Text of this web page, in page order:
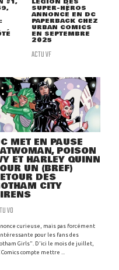
SUPER-HÉROS
ANNONCÉ EN DC
PAPERBACK CHEZ
URBAN COMICS
EN SEPTEMBRE
2025
ACTU VF
MET EN PAUSE
POISON
ET HARLEY QUINN
UN (BREF)
DES
CITY
VO
curieuse, mais pas forcément
pour les fans des
Girls". D'ici le mois de juillet,
Comics compte mettre ...